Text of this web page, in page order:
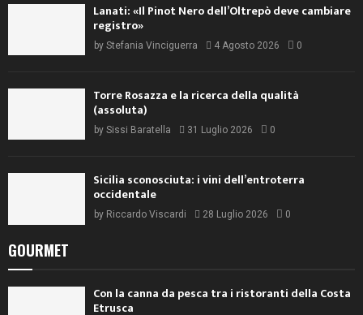
Lanati: «Il Pinot Nero dell’Oltrepò deve cambiare
registro»
by Stefania Vinciguerra 4 Agosto 2026 0
Torre Rosazza e la ricerca della qualità
(assoluta)
by Sissi Baratella 31 Luglio 2026 0
Sicilia sconosciuta: i vini dell’entroterra
occidentale
by Riccardo Viscardi 28 Luglio 2026 0
GOURMET
Con la canna da pesca tra i ristoranti della Costa
Etrusca